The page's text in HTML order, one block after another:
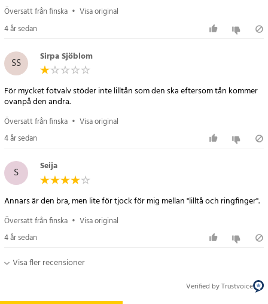
Översatt från finska • Visa original
4 år sedan
SS Sirpa Sjöblom
För mycket fotvalv stöder inte lilltån som den ska eftersom tån kommer
ovanpå den andra.
Översatt från finska • Visa original
4 år sedan
S Seija
Annars är den bra, men lite för tjock för mig mellan "lilltå och ringfinger".
Översatt från finska • Visa original
4 år sedan
Visa fler recensioner
Verified by Trustvoice